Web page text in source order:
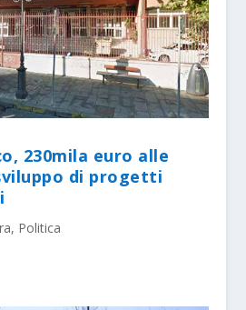
230mila euro alle
di progetti
, Politica